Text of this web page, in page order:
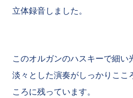
立体録音しました。
このオルガンのハスキーで細い
淡々とした演奏がしっかりここ
ころに残っています。